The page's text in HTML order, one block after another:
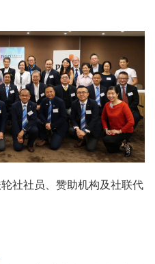
社社员、赞助机构及社联代